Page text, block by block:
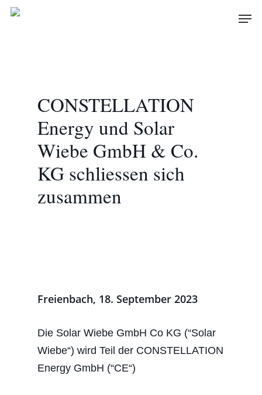
Skip
CONSTELLATION
Energy und Solar
Wiebe GmbH & Co.
KG schliessen sich
zusammen
Freienbach, 18. September 2023
Die Solar Wiebe GmbH Co KG (“Solar
Wiebe“) wird Teil der CONSTELLATION
Energy GmbH (“CE“)